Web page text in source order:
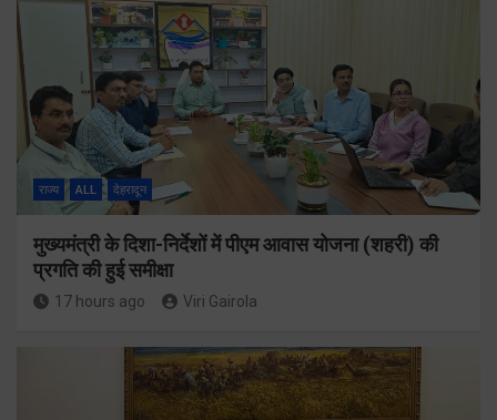
राज्य ALL देहरादून
मुख्यमंत्री के दिशा-निर्देशों में पीएम आवास योजना (शहरी) की
प्रगति की हुई समीक्षा
17 hours ago Viri Gairola